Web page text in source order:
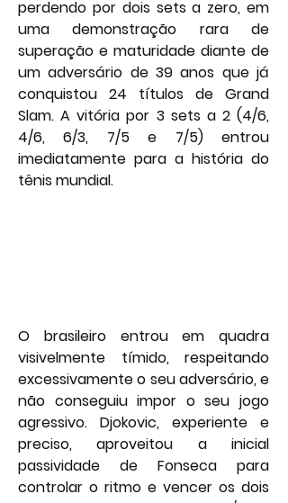
perdendo por dois sets a zero, em
uma demonstração rara de
superação e maturidade diante de
um adversário de 39 anos que já
conquistou 24 títulos de Grand
Slam. A vitória por 3 sets a 2 (4/6,
4/6, 6/3, 7/5 e 7/5) entrou
imediatamente para a história do
tênis mundial.
O brasileiro entrou em quadra
visivelmente tímido, respeitando
excessivamente o seu adversário, e
não conseguiu impor o seu jogo
agressivo. Djokovic, experiente e
preciso, aproveitou a inicial
passividade de Fonseca para
controlar o ritmo e vencer os dois